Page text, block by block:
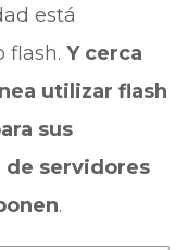
está
flash. Y cerca
utilizar flash
sus
servidores
.